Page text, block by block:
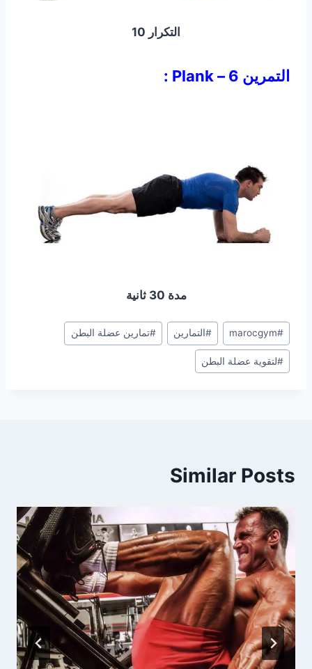
التكرار 10
التمرين 6 – Plank :
مدة 30 ثانية
Post
Tags:
#
marocgym
#التمارين #تمارين عضلة البطن
#لتقوية عضلة البطن
Similar Posts